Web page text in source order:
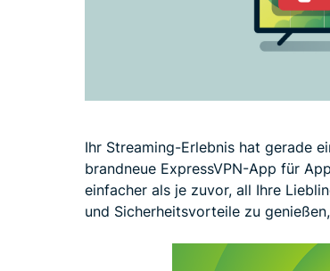
Ihr Streaming-Erlebnis hat gerade
brandneue ExpressVPN-App für
einfacher als je zuvor, all Ihre
und Sicherheitsvorteile zu